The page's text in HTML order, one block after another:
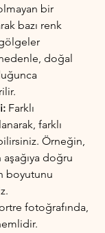
bir
bazı renk
doğal
Farklı
farklı
Örneğin,
doğru
boyutunu
fotoğrafında,